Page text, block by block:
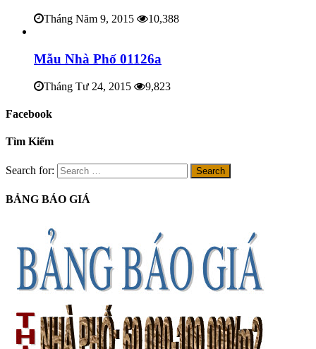
Tháng Năm 9, 2015 10,388
Mẫu Nhà Phố 01126a
Tháng Tư 24, 2015 9,823
Facebook
Tìm Kiếm
Search for:
BẢNG BÁO GIÁ